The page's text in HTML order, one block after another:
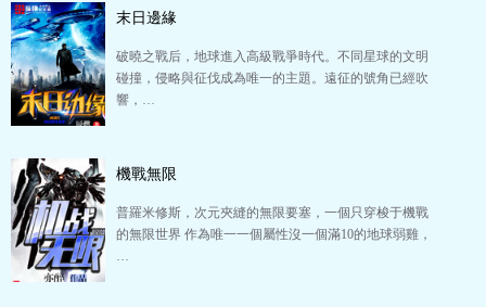
末日邊緣
破曉之戰后，地球進入高級戰爭時代。不同星球的文明
碰撞，侵略與征伐成為唯一的主題。遠征的號角已經吹
響，…
機戰無限
普羅米修斯，次元夾縫的無限要塞，一個只穿梭于機戰
的無限世界 作為唯一一個屬性沒一個滿10的地球弱雞，
…